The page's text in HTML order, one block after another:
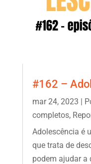
#162 –
mar 24, 2023 |
completos,
Adolescência é
que trata de
podem ajudar a